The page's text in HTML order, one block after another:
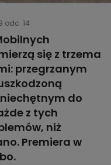
odc. 14
się z trzema
przegrzanym
do
z tych
niż
Premiera w